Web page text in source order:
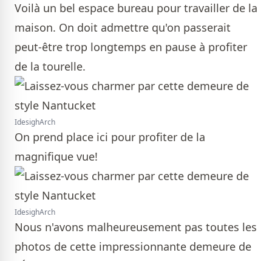
Voilà un bel espace bureau pour travailler de la
maison. On doit admettre qu'on passerait
peut-être trop longtemps en pause à profiter
de la tourelle.
IdesighArch
On prend place ici pour profiter de la
magnifique vue!
IdesighArch
Nous n'avons malheureusement pas toutes les
photos de cette impressionnante demeure de